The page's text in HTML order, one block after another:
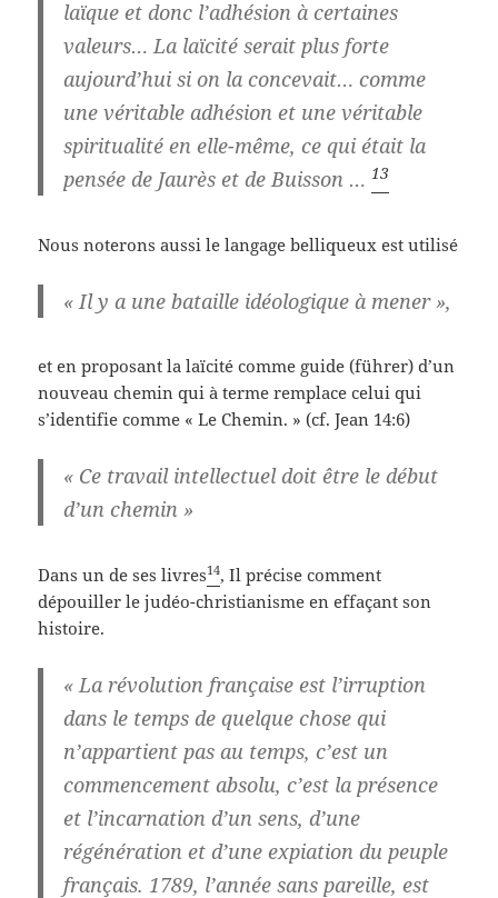
laïque et donc l’adhésion à certaines
valeurs… La laïcité serait plus forte
aujourd’hui si on la concevait… comme
une véritable adhésion et une véritable
spiritualité en elle-même, ce qui était la
pensée de Jaurès et de Buisson … 13
Nous noterons aussi le langage belliqueux est utilisé
« Il y a une bataille idéologique à mener »,
et en proposant la laïcité comme guide (führer) d’un
nouveau chemin qui à terme remplace celui qui
s’identifie comme « Le Chemin. » (cf. Jean 14:6)
« Ce travail intellectuel doit être le début
d’un chemin »
Dans un de ses livres14, Il précise comment
dépouiller le judéo-christianisme en effaçant son
histoire.
« La révolution française est l’irruption
dans le temps de quelque chose qui
n’appartient pas au temps, c’est un
commencement absolu, c’est la présence
et l’incarnation d’un sens, d’une
régénération et d’une expiation du peuple
français. 1789, l’année sans pareille, est